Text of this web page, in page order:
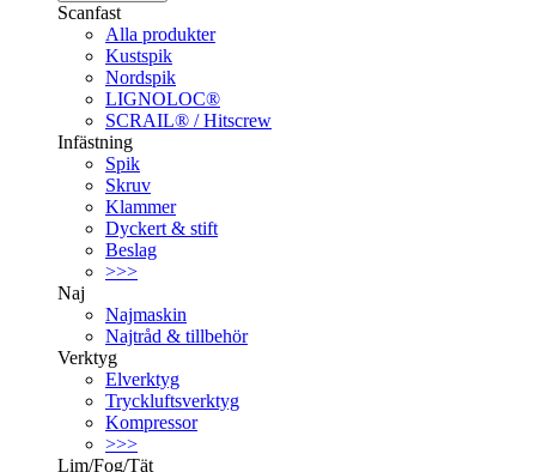
Scanfast
Alla produkter
Kustspik
Nordspik
LIGNOLOC®
SCRAIL® / Hitscrew
Infästning
Spik
Skruv
Klammer
Dyckert & stift
Beslag
>>>
Naj
Najmaskin
Najtråd & tillbehör
Verktyg
Elverktyg
Tryckluftsverktyg
Kompressor
>>>
Lim/Fog/Tät